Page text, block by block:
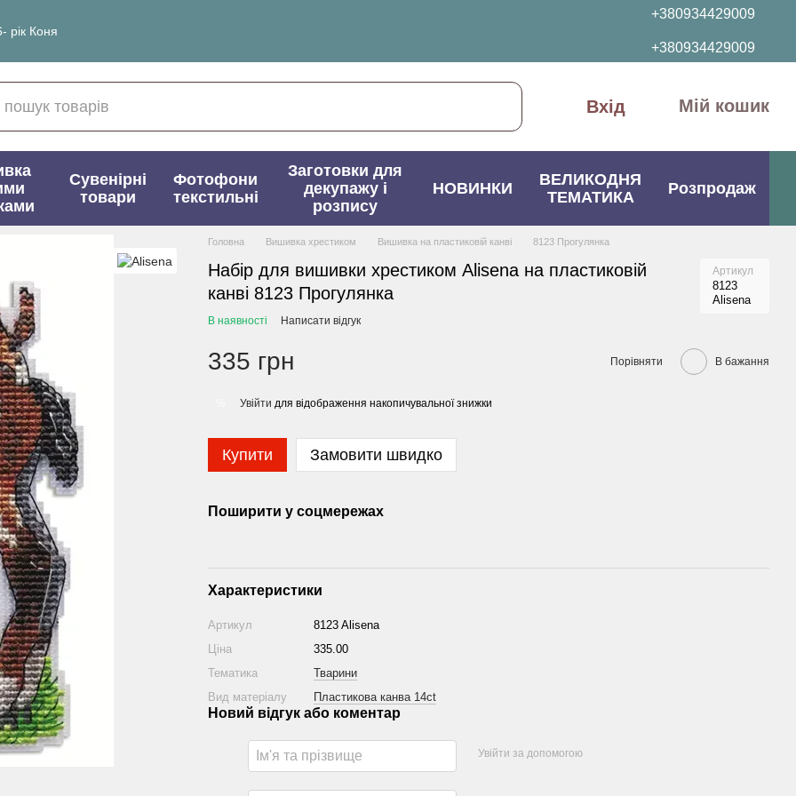
рік Коня
+380934429009
+380934429009
Вхід Мій кошик
Сувенірні
товари
Фотофони
текстильні
Заготовки для
декупажу і
розпису
НОВИНКИ
ВЕЛИКОДНЯ
ТЕМАТИКА
Розпродаж
Головна Вишивка хрестиком Вишивка на пластиковій канві 8123 Прогулянка
Набір для вишивки хрестиком Alisena на пластиковій
канві 8123 Прогулянка
Артикул
8123
Alisena
В наявності Написати відгук
335 грн Порівняти В бажання
Увійти для відображення накопичувальної знижки
Купити Замовити швидко
Поширити у соцмережах
Характеристики
Артикул
8123 Alisena
Ціна
335.00
Тематика
Тварини
Вид матеріалу
Пластикова канва 14ct
Новий відгук або коментар
Увійти за допомогою